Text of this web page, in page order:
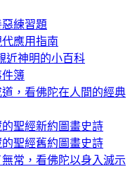
練習題
應用指南
近神明的小百科
簿
，看佛陀在人間的經典
聖經新約圖畫史詩
聖經舊約圖畫史詩
常，看佛陀以身入滅示